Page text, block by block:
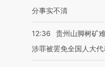
分事实不清
12:36
贵州山脚树矿
涉罪被罢免全国人大代